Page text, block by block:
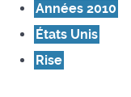
Années 2010
États Unis
Rise